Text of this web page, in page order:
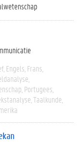
Engels Frans
Portugees
Taalkunde